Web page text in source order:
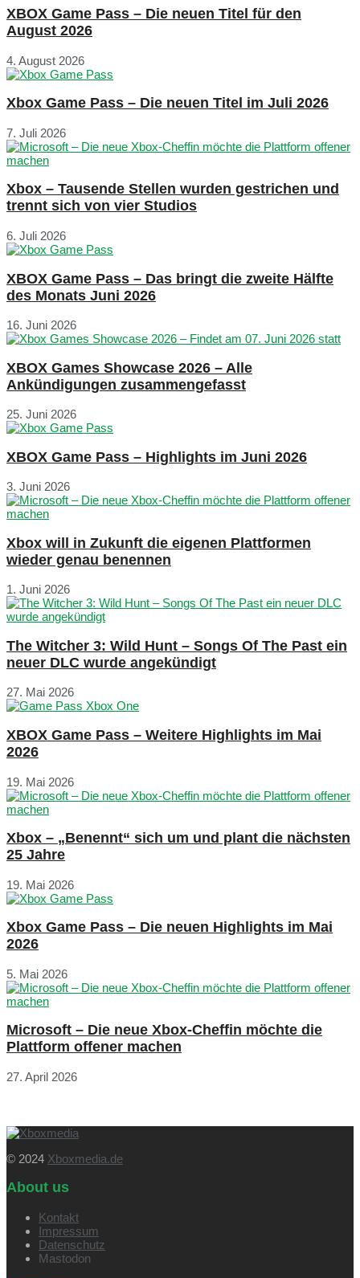
XBOX Game Pass – Die neuen Titel für den
August 2026
4. August 2026
Xbox Game Pass – Die neuen Titel im Juli 2026
7. Juli 2026
Xbox – Tausende Stellen wurden gestrichen und
trennt sich von vier Studios
6. Juli 2026
XBOX Game Pass – Das bringt die zweite Hälfte
des Monats Juni 2026
16. Juni 2026
XBOX Games Showcase 2026 – Alle
Ankündigungen zusammengefasst
25. Juni 2026
XBOX Game Pass – Highlights im Juni 2026
3. Juni 2026
Xbox will in Zukunft die eigenen Plattformen
wieder genau benennen
1. Juni 2026
The Witcher 3: Wild Hunt – Songs Of The Past ein
neuer DLC wurde angekündigt
27. Mai 2026
XBOX Game Pass – Weitere Highlights im Mai
2026
19. Mai 2026
Xbox – „Benennt“ sich um und plant die nächsten
25 Jahre
19. Mai 2026
Xbox Game Pass – Die neuen Highlights im Mai
2026
5. Mai 2026
Microsoft – Die neue Xbox-Cheffin möchte die
Plattform offener machen
27. April 2026
© 2024 Xboxmedia.de
About us
Kontakt
Impressum
Datenschutz
Mastodon